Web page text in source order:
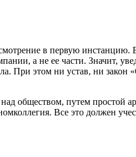
в первую инстанцию.
а не ее части. Значит,
При этом ни устав, ни
обществом, путем простой
Все это должен